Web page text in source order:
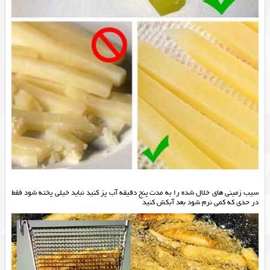
سیب زمینی های خلال شده را به مدت پنج دقیقه آب پز کنید نباید خیلی پخته شود فقط
در حدی که کمی نرم شود بعد آبکش کنید